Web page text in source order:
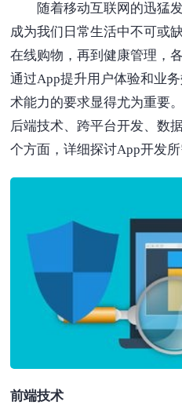
随着移动互联网的迅猛
成为我们日常生活中不可或
在线购物，再到健康管理，
通过App提升用户体验和业
术能力的要求显得尤为重要
后端技术、跨平台开发、数
个方面，详细探讨App开发所
前端技术